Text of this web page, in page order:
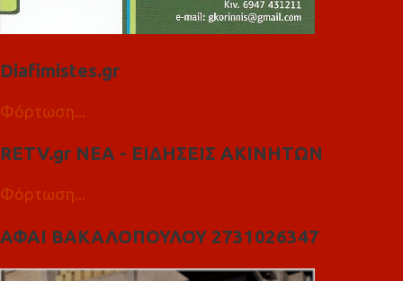
Diafimistes.gr
Φόρτωση...
RETV.gr ΝΕΑ - ΕΙΔΗΣΕΙΣ ΑΚΙΝΗΤΩΝ
Φόρτωση...
ΑΦΑΙ ΒΑΚΑΛΟΠΟΥΛΟΥ 2731026347